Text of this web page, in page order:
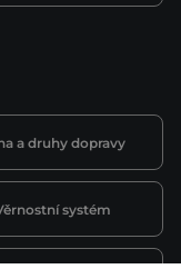
a druhy dopravy
systém